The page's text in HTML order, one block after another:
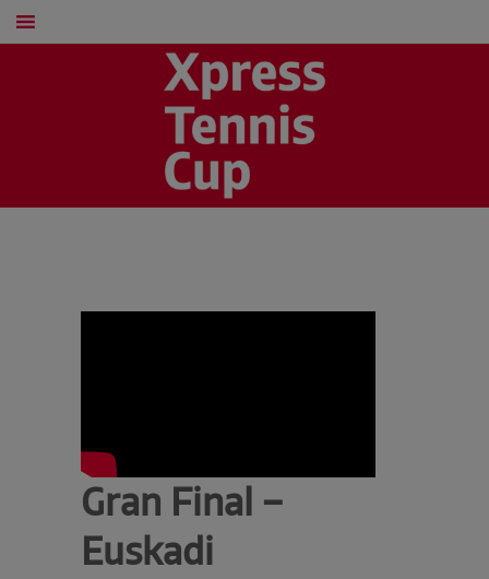
Gran Final –
Euskadi